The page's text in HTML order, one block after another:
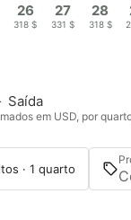
26
318 $
27
331 $
28
318 $
Saída
em USD, por
· 1 quarto